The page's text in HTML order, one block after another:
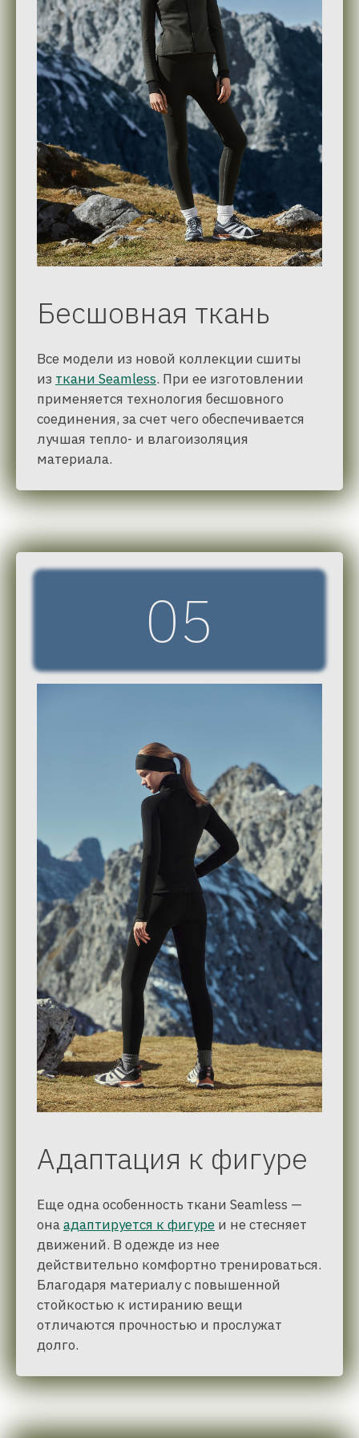
Бесшовная ткань
Все модели из новой коллекции сшиты
из ткани Seamless. При ее изготовлении
применяется технология бесшовного
соединения, за счет чего обеспечивается
лучшая тепло- и влагоизоляция
материала.
05
Адаптация к фигуре
Еще одна особенность ткани Seamless —
онаадаптируется к фигуре и не стесняет
движений. В одежде из нее
действительно комфортно тренироваться.
Благодаря материалу с повышенной
стойкостью к истиранию вещи
отличаются прочностью и прослужат
долго.